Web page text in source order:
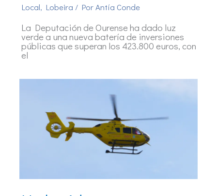
Local, Lobeira / PorAntía Conde
La Deputación de Ourense ha dado luz
verde a una nueva batería de inversiones
públicas que superan los 423.800 euros, con
el